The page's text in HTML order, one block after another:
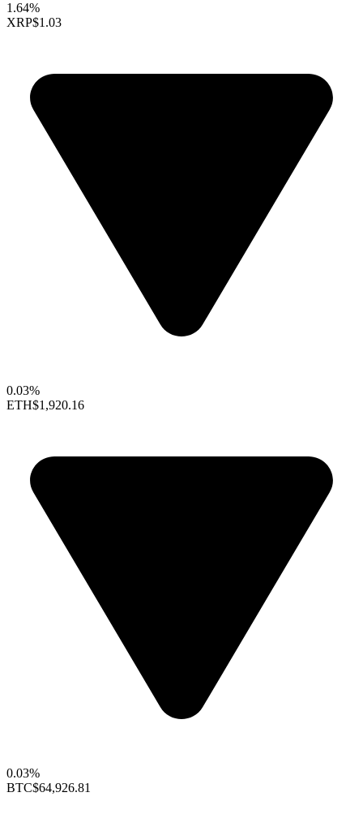
1.64%
XRP$1.03
0.03%
ETH$1,920.16
0.03%
BTC$64,926.81